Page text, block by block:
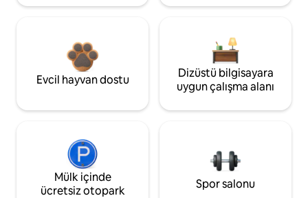
Evcil hayvan dostu
Dizüstü bilgisayara
uygun çalışma alanı
Mülk içinde
ücretsiz otopark
Spor salonu